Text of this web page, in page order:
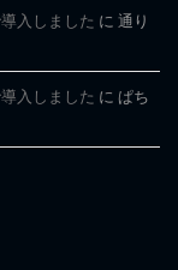
入しました に 通り
入しました に ぱち